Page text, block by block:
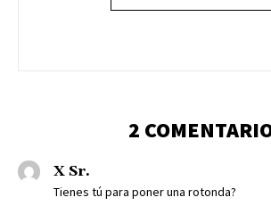
2
X Sr.
Tienes tú para poner una rotonda?